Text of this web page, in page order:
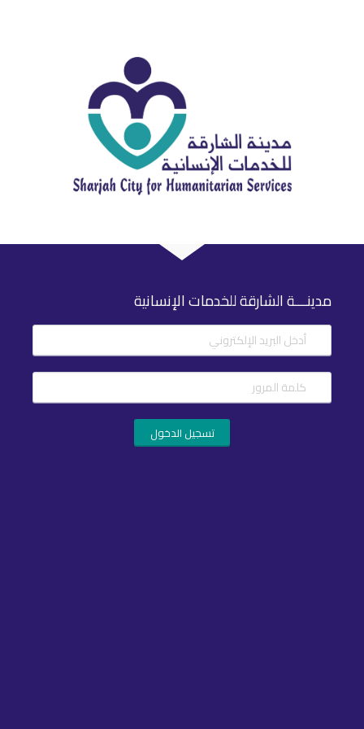
مدينـــة الشارقة للخدمات الإنسانية